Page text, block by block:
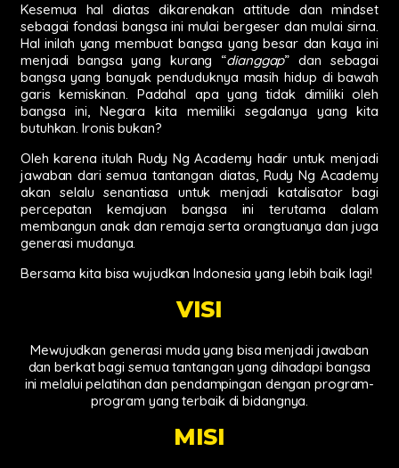
Kesemua hal diatas dikarenakan attitude dan mindset
sebagai fondasi bangsa ini mulai bergeser dan mulai sirna.
Hal inilah yang membuat bangsa yang besar dan kaya ini
menjadi bangsa yang kurang “dianggap” dan sebagai
bangsa yang banyak penduduknya masih hidup di bawah
garis kemiskinan. Padahal apa yang tidak dimiliki oleh
bangsa ini, Negara kita memiliki segalanya yang kita
butuhkan. Ironis bukan?
Oleh karena itulah Rudy Ng Academy hadir untuk menjadi
jawaban dari semua tantangan diatas, Rudy Ng Academy
akan selalu senantiasa untuk menjadi katalisator bagi
percepatan kemajuan bangsa ini terutama dalam
membangun anak dan remaja serta orangtuanya dan juga
generasi mudanya.
Bersama kita bisa wujudkan Indonesia yang lebih baik lagi!
VISI
Mewujudkan generasi muda yang bisa menjadi jawaban
dan berkat bagi semua tantangan yang dihadapi bangsa
ini melalui pelatihan dan pendampingan dengan program-
program yang terbaik di bidangnya.
MISI